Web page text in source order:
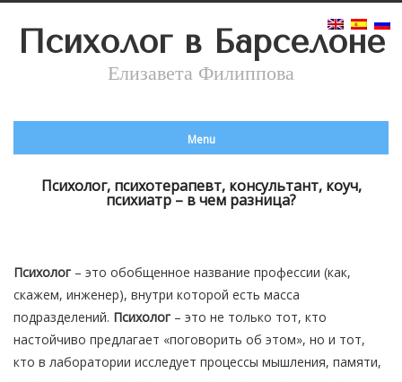
Психолог в Барселоне
Елизавета Филиппова
Menu
Психолог, психотерапевт, консультант, коуч,
психиатр – в чем разница?
Психолог – это обобщенное название профессии (как,
скажем, инженер), внутри которой есть масса
подразделений. Психолог – это не только тот, кто
настойчиво предлагает «поговорить об этом», но и тот,
кто в лаборатории исследует процессы мышления, памяти,